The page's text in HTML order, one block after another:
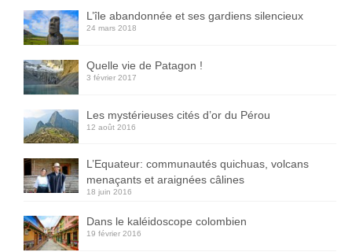
L’île abandonnée et ses gardiens silencieux
24 mars 2018
Quelle vie de Patagon !
3 février 2017
Les mystérieuses cités d’or du Pérou
12 août 2016
L’Equateur: communautés quichuas, volcans
menaçants et araignées câlines
18 juin 2016
Dans le kaléidoscope colombien
19 février 2016